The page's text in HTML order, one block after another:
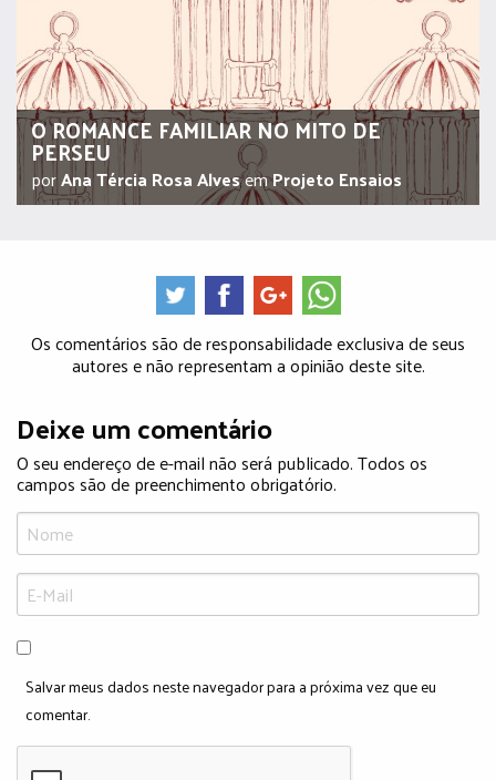
O ROMANCE FAMILIAR NO MITO DE
PERSEU
porAna Tércia Rosa AlvesemProjeto Ensaios
Os comentários são de responsabilidade exclusiva de seus
autores e não representam a opinião deste site.
Deixe um comentário
O seu endereço de e-mail não será publicado. Todos os
campos são de preenchimento obrigatório.
Salvar meus dados neste navegador para a próxima vez que eu
comentar.